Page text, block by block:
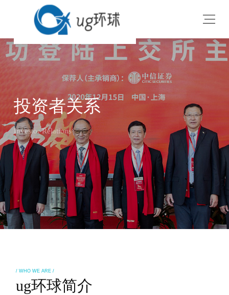
投资者关系
Investor Relations
/ WHO WE ARE /
ug环球简介